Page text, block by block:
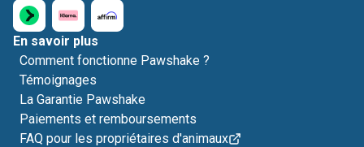
En savoir plus
Comment fonctionne Pawshake ?
Témoignages
La Garantie Pawshake
Paiements et remboursements
FAQ pour les propriétaires d'animaux